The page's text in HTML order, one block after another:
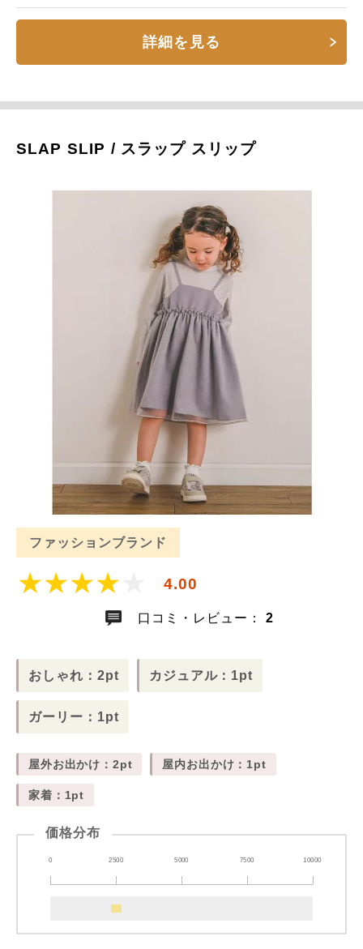
詳細を見る
SLAP SLIP / スラップ スリップ
ファッションブランド
4.00
口コミ・レビュー： 2
おしゃれ：2pt カジュアル：1pt
ガーリー：1pt
屋外お出かけ：2pt 屋内お出かけ：1pt
家着：1pt
価格分布
0 2500 5000 7500 10000